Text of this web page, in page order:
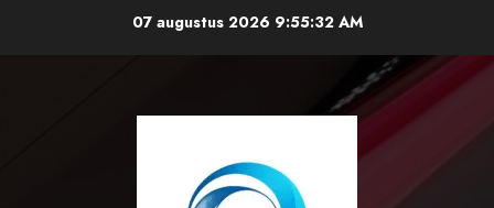
07 augustus 2026 9:55:33 AM